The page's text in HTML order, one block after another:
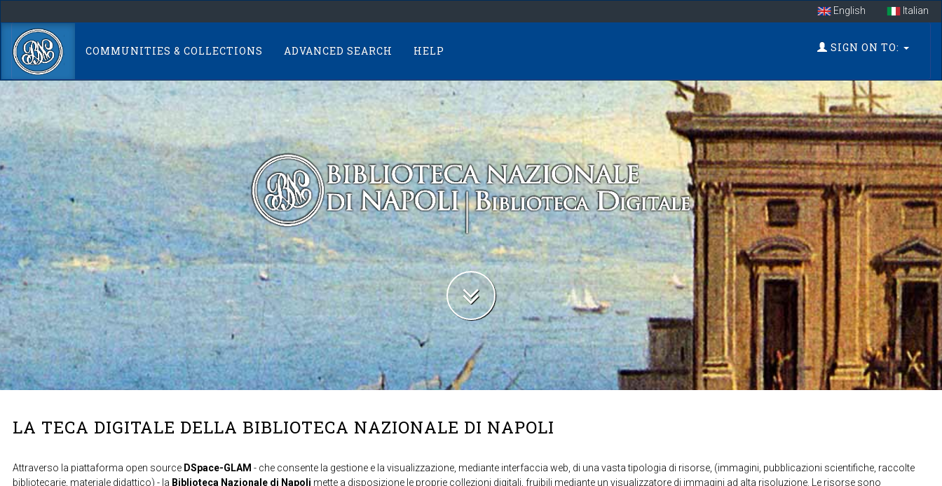
navigation
English Italian
COMMUNITIES & COLLECTIONS ADVANCED SEARCH HELP SIGN ON TO:
LA TECA DIGITALE DELLA BIBLIOTECA NAZIONALE DI NAPOLI
Attraverso la piattaforma open source DSpace-GLAM - che consente la gestione e la visualizzazione, mediante interfaccia web, di una vasta tipologia di risorse, (immagini, pubblicazioni scientifiche, raccolte
bibliotecarie, materiale didattico) - la Biblioteca Nazionale di Napoli mette a disposizione le proprie collezioni digitali, fruibili mediante un visualizzatore di immagini ad alta risoluzione. Le risorse sono